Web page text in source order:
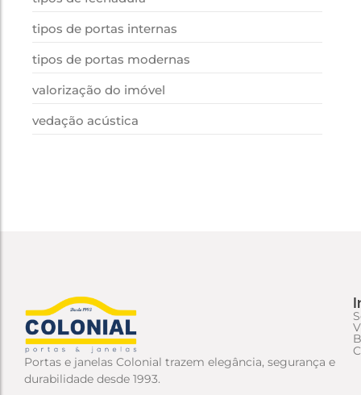
tipos de portas internas
tipos de portas modernas
valorização do imóvel
vedação acústica
Portas e janelas Colonial trazem elegância, segurança e
durabilidade desde 1993.